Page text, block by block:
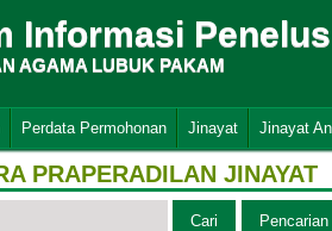
Informasi
AGAMA LUBUK PAKAM
Perdata Permohonan Jinayat Jinayat
PRAPERADILAN JINAYAT